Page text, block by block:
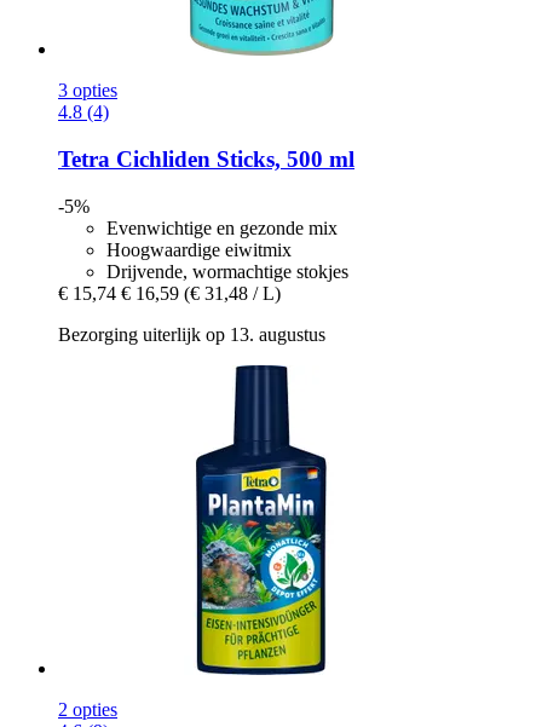
3 opties
4.8 (4)
Tetra Cichliden Sticks, 500 ml
-5%
Evenwichtige en gezonde mix
Hoogwaardige eiwitmix
Drijvende, wormachtige stokjes
€ 15,74 € 16,59 (€ 31,48 / L)
Bezorging uiterlijk op 13. augustus
2 opties